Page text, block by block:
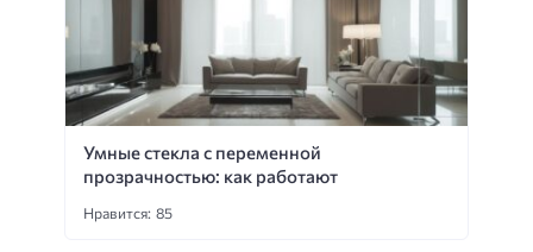
Умные стекла с переменной
прозрачностью: как работают
Нравится: 85